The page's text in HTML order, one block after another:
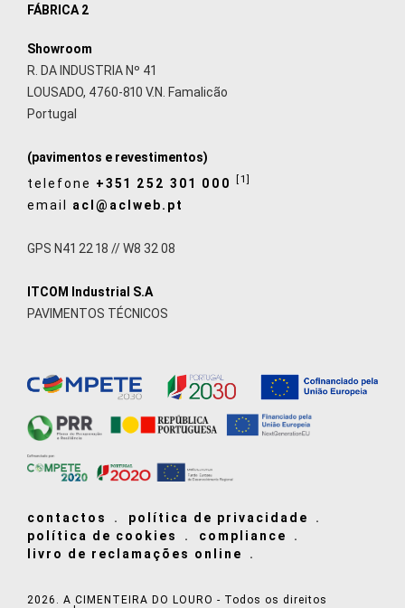
FÁBRICA 2
Showroom
R. DA INDUSTRIA Nº 41
LOUSADO, 4760-810 V.N. Famalicão
Portugal
(pavimentos e revestimentos)
telefone +351 252 301 000 [1]
email acl@aclweb.pt
GPS N41 22 18 // W8 32 08
ITCOM Industrial S.A
PAVIMENTOS TÉCNICOS
contactos
política de privacidade
política de cookies
compliance
livro de reclamações online
2026. A CIMENTEIRA DO LOURO - Todos os direitos